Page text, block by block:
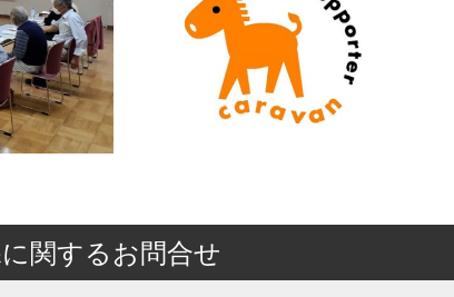
関するお問合せ